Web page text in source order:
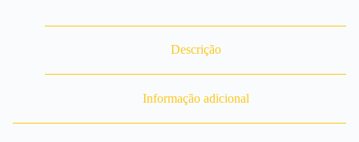
Descrição
Informação adicional